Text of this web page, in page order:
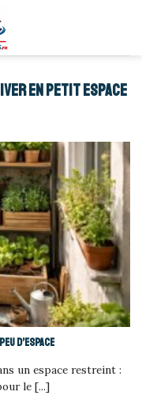
EN PETIT ESPACE
d’espace
un espace restreint :
le [...]